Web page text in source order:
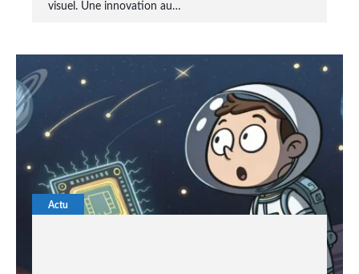
visuel. Une innovation au…
Actu